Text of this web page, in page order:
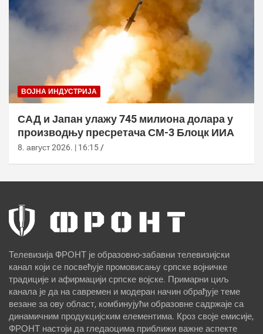
ВОЈНА ИНДУСТРИЈА
САД и Јапан улажу 745 милиона долара у
производњу пресретача СМ-3 Блоцк ИИА
8. август 2026. | 16:15
Телевизија ФРОНТ је образовно-забавни телевизијски
канал који се посвећује промовисању српске војничке
традиције и афирмацији српске војске. Примарни циљ
канала је да на савремен и модеран начин обрађује теме
везане за ову област, комбинујући образовне садржаје са
динамичним продукцијским елементима. Кроз своје емисије,
ФРОНТ настоји да гледаоцима приближи важне аспекте